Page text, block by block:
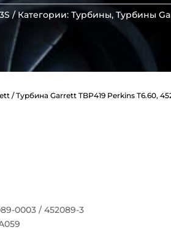
Категории:Турбины,Турбины
/ Турбина Garrett TBP419 Perkins T6.60,
0003 / 452089-3